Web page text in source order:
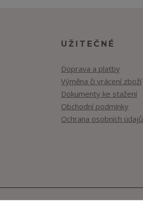
UŽITEČNÉ
Doprava a platby
Výměna či vrácení zboží
Dokumenty ke stažení
Obchodní podmínky
Ochrana osobních údajů